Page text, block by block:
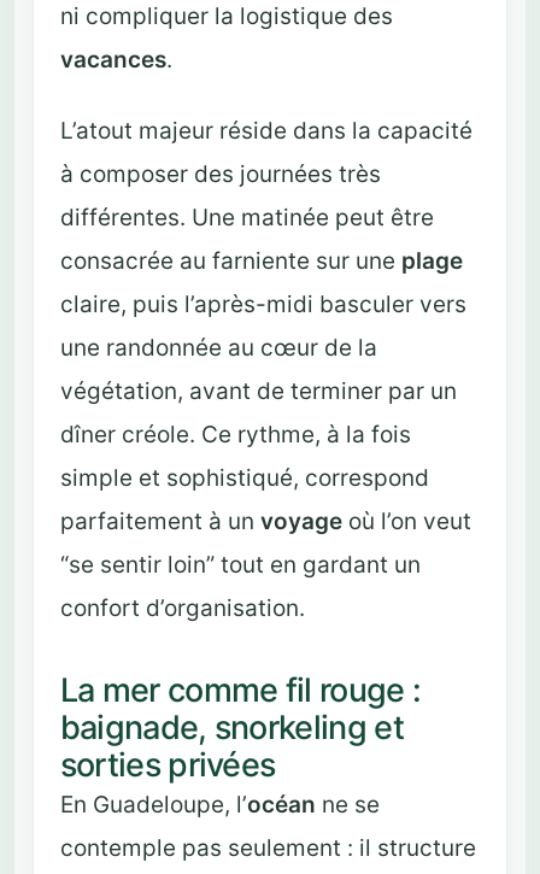
ni compliquer la logistique des
vacances.
L’atout majeur réside dans la capacité
à composer des journées très
différentes. Une matinée peut être
consacrée au farniente sur une plage
claire, puis l’après-midi basculer vers
une randonnée au cœur de la
végétation, avant de terminer par un
dîner créole. Ce rythme, à la fois
simple et sophistiqué, correspond
parfaitement à un voyageoù l’on veut
“se sentir loin” tout en gardant un
confort d’organisation.
La mer comme fil rouge :
baignade, snorkeling et
sorties privées
En Guadeloupe, l’océan ne se
contemple pas seulement : il structure